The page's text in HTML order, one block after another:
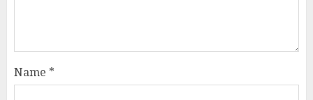
Name *